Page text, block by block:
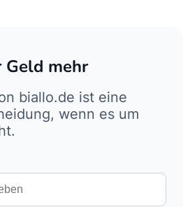
Geld mehr
biallo.de ist eine
wenn es um